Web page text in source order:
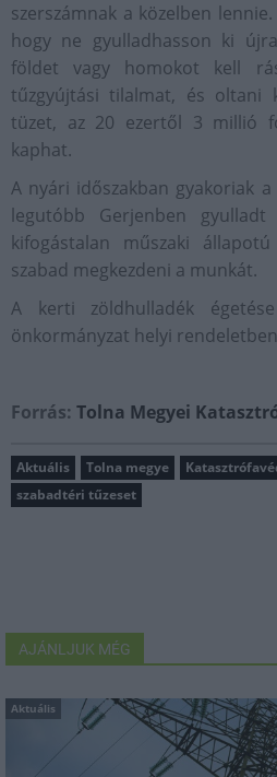
szerszámnak a közelben
hogy ne gyulladhasson ki
földet vagy homokot kell
tűzgyújtási tilalmat, és oltani
tüzet, az 20 ezertől 3 millió
kaphat.
A nyári időszakban gyakoriak a
legutóbb Gerjenben gyulladt
kifogástalan műszaki
szabad megkezdeni a munkát.
A kerti zöldhulladék
önkormányzat helyi
Forrás: Tolna Megyei
Aktuális Tolna megye
szabadtéri tűzeset
AJÁNLJUK MÉG
Aktuális